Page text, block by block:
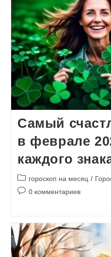
Самый
в феврале
каждого
Рубрика
записи:
гороскоп на месяц /
Комментарии
0 комментариев